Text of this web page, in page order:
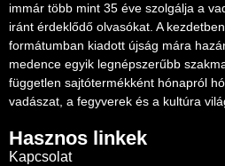
immár több mint 35 éve szolgálja a
iránt érdeklődő olvasókat. A
formátumban kiadott újság mára
medence egyik legnépszerűbb
független sajtótermékként hónapról
vadászat, a fegyverek és a kultúra
Hasznos linkek
Kapcsolat